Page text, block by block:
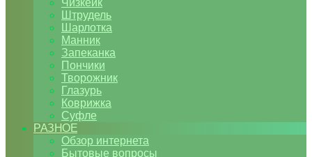
Чизкейк
Штрудель
Шарлотка
Манник
Запеканка
Пончики
Творожник
Глазурь
Коврижка
Суфле
РАЗНОЕ
Обзор интернета
Бытовые вопросы